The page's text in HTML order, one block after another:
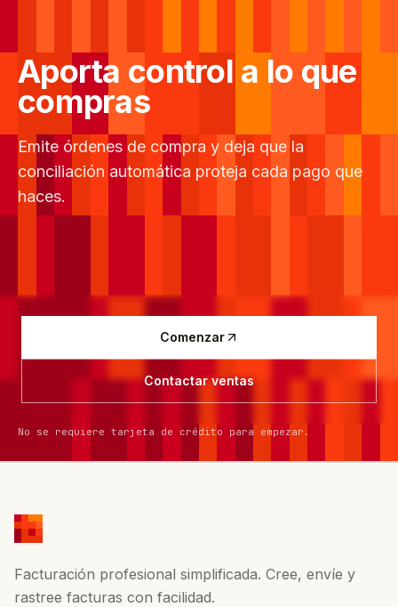
Aporta control a lo que
compras
Emite órdenes de compra y deja que la
conciliación automática proteja cada pago que
haces.
Comenzar
Contactar ventas
No se requiere tarjeta de crédito para empezar.
Facturación profesional simplificada. Cree, envíe y
rastree facturas con facilidad.